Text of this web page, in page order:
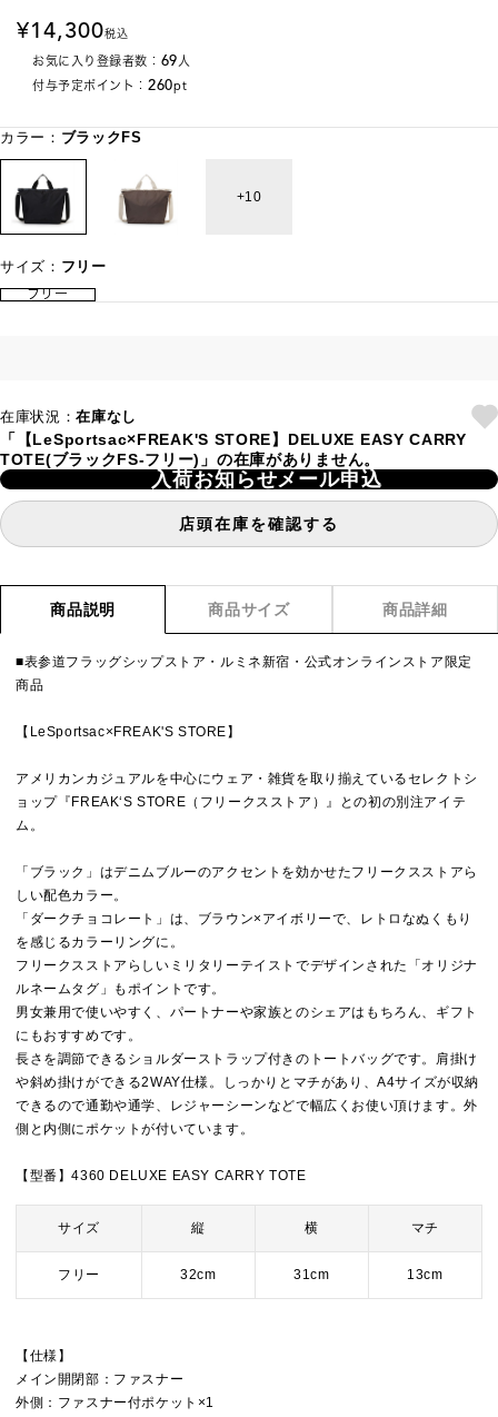
14,300税込
お気に入り登録者数： 69人
付与予定ポイント： 260pt
カラー： ブラックFS
10
サイズ： フリー
フリー
在庫状況：在庫なし
「【LeSportsac×FREAK'S STORE】DELUXE EASY CARRY
TOTE(ブラックFS-フリー)」の在庫がありません。
入荷お知らせメール申込
店頭在庫を確認する
商品説明 商品サイズ 商品詳細
■表参道フラッグシップストア・ルミネ新宿・公式オンラインストア限定
商品
【LeSportsac×FREAK'S STORE】
アメリカンカジュアルを中心にウェア・雑貨を取り揃えているセレクトシ
ョップ『FREAK‘S STORE（フリークスストア）』との初の別注アイテ
ム。
「ブラック」はデニムブルーのアクセントを効かせたフリークスストアら
しい配色カラー。
「ダークチョコレート」は、ブラウン×アイボリーで、レトロなぬくもり
を感じるカラーリングに。
フリークスストアらしいミリタリーテイストでデザインされた「オリジナ
ルネームタグ」もポイントです。
男女兼用で使いやすく、パートナーや家族とのシェアはもちろん、ギフト
にもおすすめです。
長さを調節できるショルダーストラップ付きのトートバッグです。肩掛け
や斜め掛けができる2WAY仕様。しっかりとマチがあり、A4サイズが収納
できるので通勤や通学、レジャーシーンなどで幅広くお使い頂けます。外
側と内側にポケットが付いています。
【型番】4360 DELUXE EASY CARRY TOTE
サイズ 縦 横 マチ
フリー 32cm 31cm 13cm
【仕様】
メイン開閉部：ファスナー
外側：ファスナー付ポケット×1